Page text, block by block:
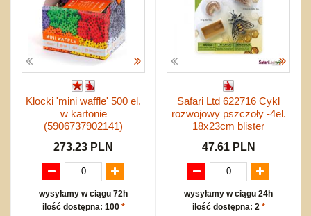
Klocki 'mini waffle' 500 el.
w kartonie
(5906737902141)
273.23 PLN
wysyłamy w ciągu 72h
ilość dostępna: 100 *
Safari Ltd 622716 Cykl
rozwojowy pszczoły -4el.
18x23cm blister
47.61 PLN
wysyłamy w ciągu 24h
ilość dostępna: 2 *